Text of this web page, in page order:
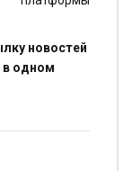
новостей
в одном